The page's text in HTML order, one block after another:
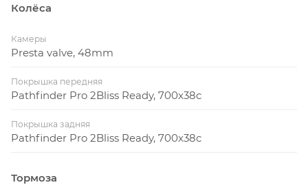
Колёса
Камеры
Presta valve, 48mm
Покрышка передняя
Pathfinder Pro 2Bliss Ready, 700x38c
Покрышка задняя
Pathfinder Pro 2Bliss Ready, 700x38c
Тормоза